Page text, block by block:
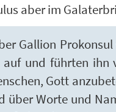
aber im
Gallion
auf und führten
Gott
über Worte und